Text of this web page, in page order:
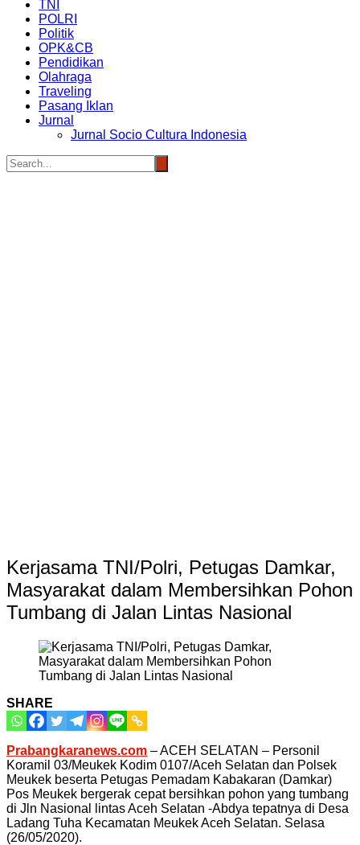
TNI
POLRI
Politik
OPK&CB
Pendidikan
Olahraga
Traveling
Pasang Iklan
Jurnal
Jurnal Socio Cultura Indonesia
Kerjasama TNI/Polri, Petugas Damkar,
Masyarakat dalam Membersihkan Pohon
Tumbang di Jalan Lintas Nasional
SHARE
Prabangkaranews.com – ACEH SELATAN – Personil
Koramil 03/Meukek Kodim 0107/Aceh Selatan dan Polsek
Meukek beserta Petugas Pemadam Kabakaran (Damkar)
Pos Meukek bergerak cepat bersihkan pohon yang tumbang
di Jln Nasional lintas Aceh Selatan -Abdya tepatnya di Desa
Ladang Tuha Kecamatan Meukek Aceh Selatan. Selasa
(26/05/2020).